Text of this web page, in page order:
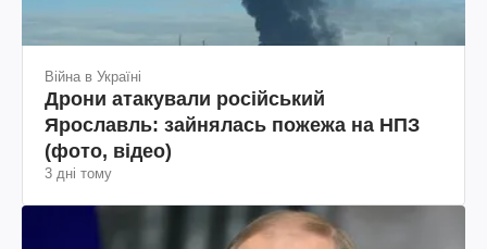
Війна в Україні
Дрони атакували російський
Ярославль: зайнялась пожежа на НПЗ
(фото, відео)
3 дні тому